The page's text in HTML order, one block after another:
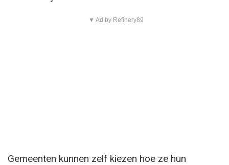
▼ Ad by Refinery89
Gemeenten kunnen zelf kiezen hoe ze hun